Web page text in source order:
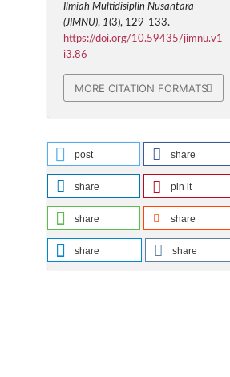
Ilmiah Multidisiplin Nusantara
(JIMNU), 1(3), 129-133.
https://doi.org/10.59435/jimnu.v1
i3.86
MORE CITATION FORMATS
post share
share pin it
share share
share share